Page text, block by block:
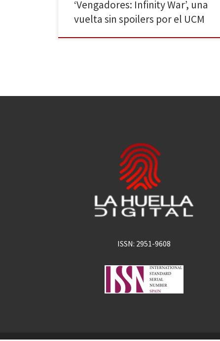
‘Vengadores: Infinity War’, una
vuelta sin spoilers por el UCM
ISSN: 2951-9608